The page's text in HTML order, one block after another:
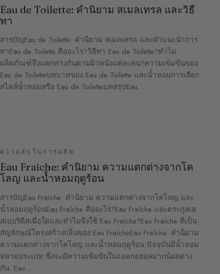
Eau de Toilette: คำนิยาม สเมลเทรล และวิธี
ทา
สารบัญEau de Toilette: คำนิยาม สเมลเทรล และคำแนะนำการ
ทาEau de Toilette คืออะไร?วิธีทา Eau de Toilette?ทำไม
ผลิตภัณฑ์จึงแตกต่างกันตามผิวหนังแต่ละคน?ความเข้มข้นของ
Eau de Toiletteบทบาทของ Eau de Toilette และน้ำหอมการเลือก
สไตล์น้ำหอมหรือ Eau de ToiletteบทสรุปEau…
ความลับในการผลิต
Eau Fraîche: คำนิยาม ความแตกต่างจากโค
โลญ และน้ำหอมฤดูร้อน
สารบัญEau Fraîche: คำนิยาม ความแตกต่างจากโคโลญ และ
น้ำหอมฤดูร้อนEau Fraîche คืออะไร?Eau Fraîche และตระกูลเฮ
สเปอริดีสเมื่อใดและทำไมจึงใช้ Eau Fraîche?Eau Fraîche ที่เป็น
สัญลักษณ์โครงสร้างกลิ่นของ Eau FraîcheEau Fraîche: คำนิยาม
ความแตกต่างจากโคโลญ และน้ำหอมฤดูร้อน ปัจจุบันมีน้ำหอม
หลายประเภท ซึ่งจะมีความเข้มข้นในแอลกอฮอลมากน้อยต่าง
กัน: Eau…